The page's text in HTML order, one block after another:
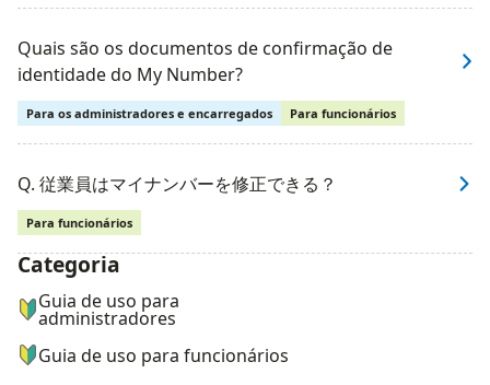
Quais são os documentos de confirmação de
identidade do My Number?
Para os administradores e encarregados Para funcionários
Q. 従業員はマイナンバーを修正できる？
Para funcionários
ナビゲーションメニュー
Categoria
Guia de uso para
administradores
Guia de uso para funcionários